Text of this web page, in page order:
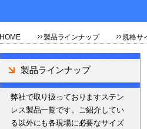
HOME 製品ラインナップ 規格サ
製品ラインナップ
弊社で取り扱っておりますステン
レス製品一覧です。ご紹介してい
る以外にも各現場に必要なサイズ